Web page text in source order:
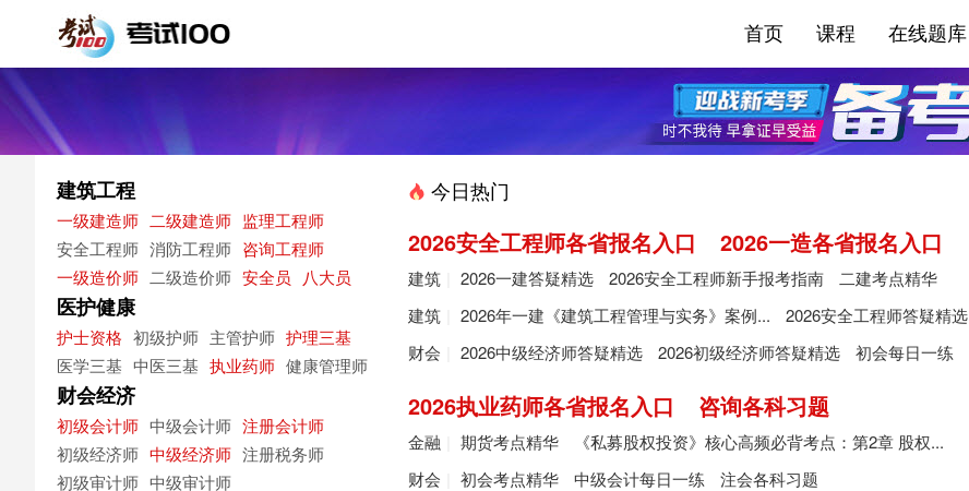
在线题库
课程
首页
建筑工程
一级建造师 二级建造师 监理工程师
安全工程师 消防工程师 咨询工程师
一级造价师 二级造价师 安全员 八大员
医护健康
护士资格 初级护师 主管护师 护理三基
医学三基 中医三基 执业药师 健康管理师
财会经济
初级会计师 中级会计师 注册会计师
初级经济师 中级经济师 注册税务师
初级审计师 中级审计师
今日热门
2026安全工程师各省报名入口 2026一造各省报名入口
建筑 2026一建答疑精选 2026安全工程师新手报考指南
二建考点精华
建筑
2026年一建《建筑工程管理与实务》案例...
2026安全工程师答疑精选
财会
2026中级经济师答疑精选 2026初级经济师答疑精选 初会每日一练
2026执业药师各省报名入口 咨询各科习题
金融 期货考点精华
《私募股权投资》核心高频必背考点：第2章 股权...
财会
初会考点精华 中级会计每日一练
注会各科习题